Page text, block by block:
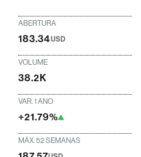
ABERTURA
183.34USD
VOLUME
38.2K
VAR. 1 ANO
+21.79%
MÁX. 52 SEMANAS